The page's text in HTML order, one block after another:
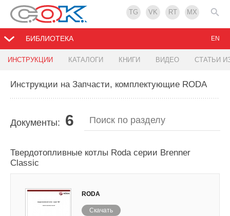
TG VK RT MX
БИБЛИОТЕКА
ИНСТРУКЦИИ КАТАЛОГИ КНИГИ ВИДЕО СТАТЬИ
EN
Инструкции на Запчасти, комплектующие RODA
Документы: 6
Твердотопливные котлы Roda серии Brenner
Classic
RODA
Скачать